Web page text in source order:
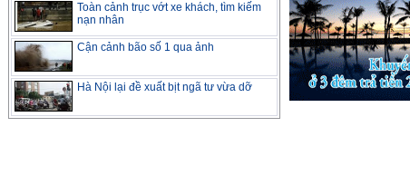
Toàn cảnh trục vớt xe khách, tìm kiếm
nạn nhân
Cận cảnh bão số 1 qua ảnh
Hà Nội lại đề xuất bịt ngã tư vừa dỡ